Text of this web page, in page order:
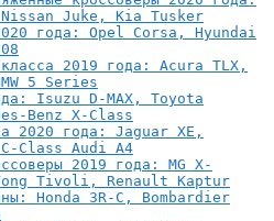
Juke, Kia Tusker
года: Opel Corsa, Hyundai
класса 2019 года: Acura TLX,
5 Series
Isuzu D-MAX, Toyota
Benz X-Class
2020 года: Jaguar XE,
Class Audi A4
2019 года: MG X-
Tivoli, Renault Kaptur
Honda 3R-C, Bombardier